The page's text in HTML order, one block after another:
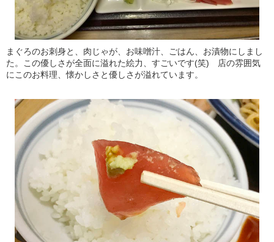
まぐろのお刺身と、肉じゃが、お味噌汁、ごはん、お漬物にしまし
た。この優しさが全面に溢れた絵力、すごいです(笑) 店の雰囲気
にこのお料理、懐かしさと優しさが溢れています。